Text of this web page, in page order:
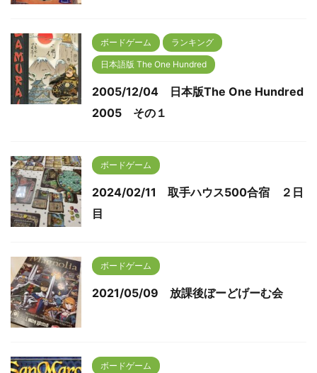
ボードゲーム ランキング
日本語版 The One Hundred
2005/12/04 日本版The One Hundred
2005 その１
ボードゲーム
2024/02/11 取手ハウス500合宿 ２日
目
ボードゲーム
2021/05/09 放課後ぼーどげーむ会
ボードゲーム